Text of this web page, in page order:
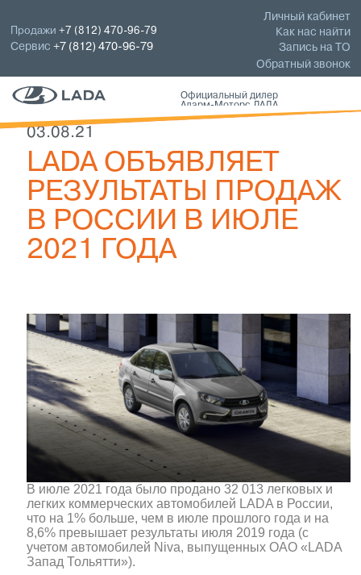
Личный кабинет
Как нас найти
Запись на ТО
Обратный звонок
Продажи+7 (812) 470-96-79
Сервис+7 (812) 470-96-79
Официальный дилер
Аларм-Моторс ЛАДА
03.08.21
LADA ОБЪЯВЛЯЕТ
РЕЗУЛЬТАТЫ ПРОДАЖ
В РОССИИ В ИЮЛЕ
2021 ГОДА
В июле 2021 года было продано 32 013 легковых и
легких коммерческих автомобилей LADA в России,
что на 1% больше, чем в июле прошлого года и на
8,6% превышает результаты июля 2019 года (с
учетом автомобилей Niva, выпущенных ОАО «LADA
Запад Тольятти»).